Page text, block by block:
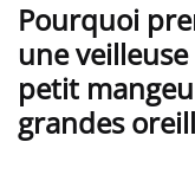
Pourquoi
une
petit
grandes